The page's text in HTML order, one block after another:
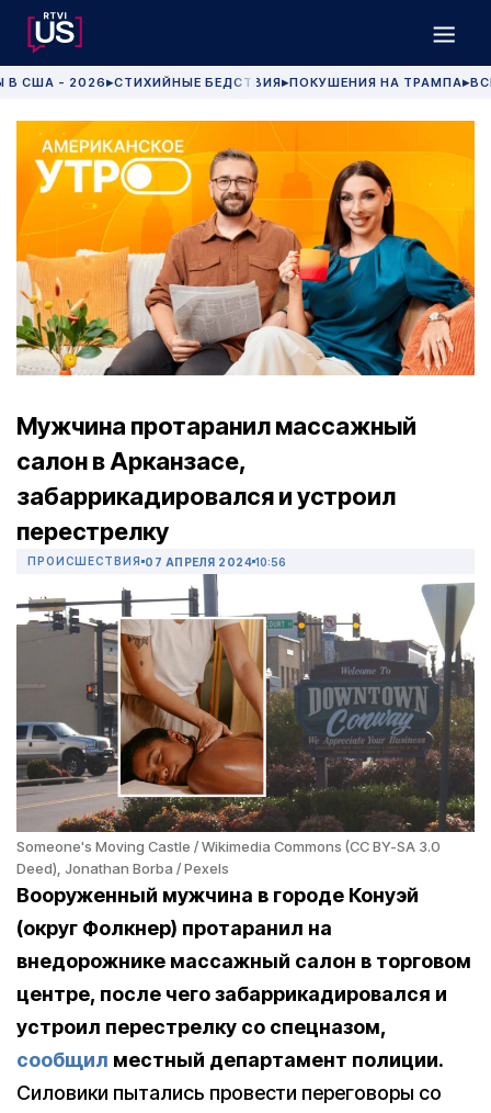
В США - 2026 ▶СТИХИЙНЫЕ БЕДСТВИЯ▶ПОКУШЕНИЯ НА ТРАМПА▶
Мужчина протаранил массажный
салон в Арканзасе,
забаррикадировался и устроил
перестрелку
ПРОИСШЕСТВИЯ 07 АПРЕЛЯ 2024 10:56
Someone's Moving Castle / Wikimedia Commons (CC BY-SA 3.0
Deed), Jonathan Borba / Pexels
Вооруженный мужчина в городе Конуэй
(округ Фолкнер) протаранил на
внедорожнике массажный салон в торговом
центре, после чего забаррикадировался и
устроил перестрелку со спецназом,
сообщил местный департамент полиции.
Силовики пытались провести переговоры со